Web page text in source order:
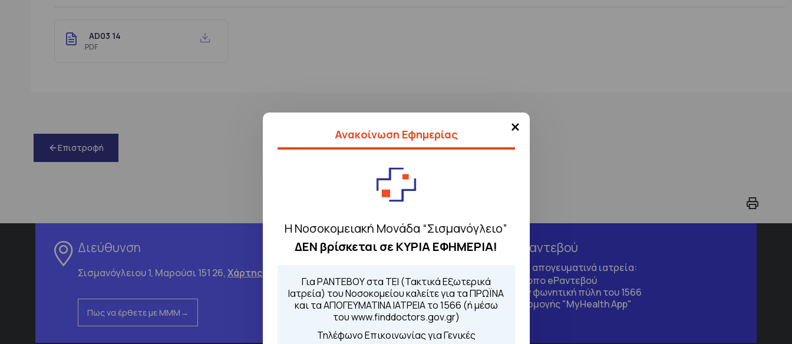
×
Ανακοίνωση Εφημερίας
Η Νοσοκομειακή Μονάδα “Σισμανόγλειο”
ΔΕΝ βρίσκεται σε ΚΥΡΙΑ ΕΦΗΜΕΡΙΑ!
Για ΡΑΝΤΕΒΟΥ στα ΤΕΙ (Τακτικά Εξωτερικά
Ιατρεία) του Νοσοκομείου καλείτε για τα ΠΡΩΪΝΑ
και τα ΑΠΟΓΕΥΜΑΤΙΝΑ ΙΑΤΡΕΙΑ το 1566 (ή μέσω
του www.finddoctors.gov.gr)
Τηλέφωνο Επικοινωνίας για Γενικές
AD03 14
.PDF
Επιστροφή
Διεύθυνση
Σισμανόγλειου 1, Μαρούσι 151 26,Χάρτης Περιοχής
Πως να έρθετε με ΜΜΜ
Τηλέφωνα για Ραντεβού
Για τα πρωινά και τα απογευματινά ιατρεία:
Από τον ιστότοποeΡαντεβού
Καλώντας στην φωνητική πύλη του 1566
Μέσω της εφαρμογής "MyHealth App"